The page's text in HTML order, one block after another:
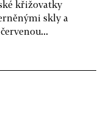
křižovatky
skly a